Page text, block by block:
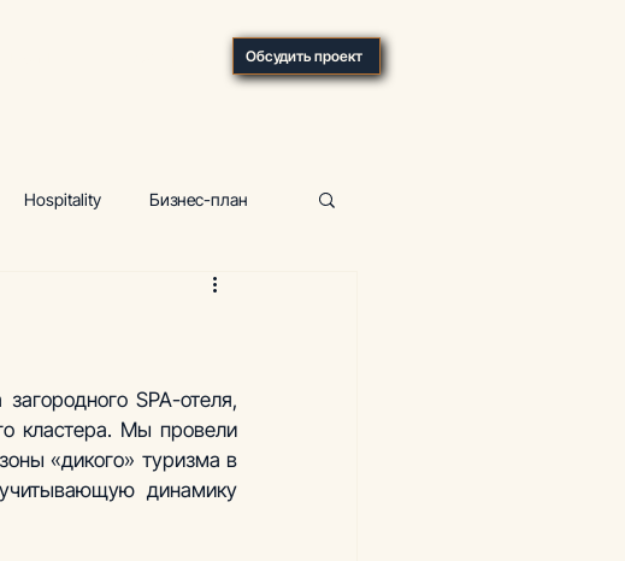
Обсудить проект
Hospitality Бизнес-план
Фитнес-центр
Аналитика, отелиSPA-отеля,
кластера. Мы провели
«дикого» туризма в
динамику